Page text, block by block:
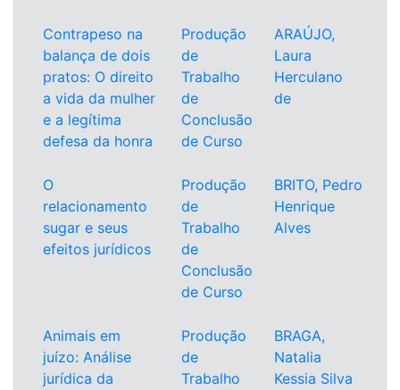
Contrapeso na
balança de dois
pratos: O direito
a vida da mulher
e a legítima
defesa da honra
Produção
de
Trabalho
de
Conclusão
de Curso
ARAÚJO,
Laura
Herculano
de
O
relacionamento
sugar e seus
efeitos jurídicos
Produção
de
Trabalho
de
Conclusão
de Curso
BRITO, Pedro
Henrique
Alves
Animais em
juízo: Análise
jurídica da
Produção
de
Trabalho
BRAGA,
Natalia
Kessia Silva